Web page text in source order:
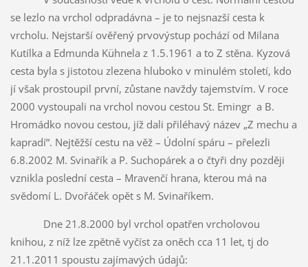
se lezlo na vrchol odpradávna – je to nejsnazší cesta k
vrcholu. Nejstarší ověřený prvovýstup pochází od Milana
Kutílka a Edmunda Kühnela z 1.5.1961 a to Z stěna. Kyzová
cesta byla s jistotou zlezena hluboko v minulém století, kdo
jí však prostoupil první, zůstane navždy tajemstvím. V roce
2000 vystoupali na vrchol novou cestou St. Emingr a B.
Hromádko novou cestou, jíž dali přiléhavý název „Z mechu a
kapradí“. Nejtěžší cestu na věž – Údolní spáru – přelezli
6.8.2002 M. Svinařík a P. Suchopárek a o čtyři dny později
vznikla poslední cesta – Mravenčí hrana, kterou má na
svědomí L. Dvořáček opět s M. Svinaříkem.
Dne 21.8.2000 byl vrchol opatřen vrcholovou
knihou, z níž lze zpětně vyčíst za oněch cca 11 let, tj do
21.1.2011 spoustu zajímavých údajů: